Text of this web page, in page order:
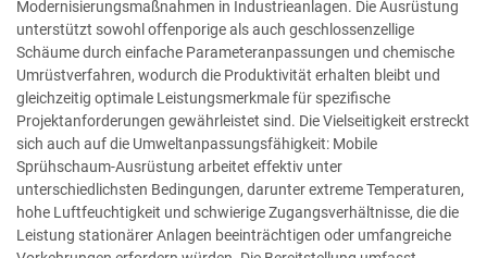
Modernisierungsmaßnahmen in Industrieanlagen. Die Ausrüstung
unterstützt sowohl offenporige als auch geschlossenzellige
Schäume durch einfache Parameteranpassungen und chemische
Umrüstverfahren, wodurch die Produktivität erhalten bleibt und
gleichzeitig optimale Leistungsmerkmale für spezifische
Projektanforderungen gewährleistet sind. Die Vielseitigkeit erstreckt
sich auch auf die Umweltanpassungsfähigkeit: Mobile
Sprühschaum-Ausrüstung arbeitet effektiv unter
unterschiedlichsten Bedingungen, darunter extreme Temperaturen,
hohe Luftfeuchtigkeit und schwierige Zugangsverhältnisse, die die
Leistung stationärer Anlagen beeinträchtigen oder umfangreiche